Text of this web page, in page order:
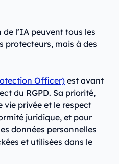
de l’IA peuvent tous les
protecteurs, mais à des
Officer) est avant
du RGPD. Sa priorité,
vie privée et le respect
juridique, et pour
données personnelles
et utilisées dans le